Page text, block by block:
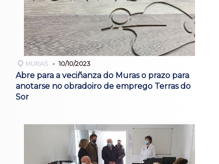
MURAS 10/10/2023
Abre para a veciñanza do Muras o prazo para
anotarse no obradoiro de emprego Terras do
Sor